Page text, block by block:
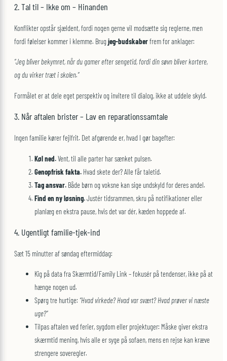
2. Tal til – Ikke om – Hinanden
Konflikter opstår sjældent, fordi nogen gerne vil modsætte sig reglerne, men
fordi følelser kommer i klemme. Brugjeg-budskaberfrem for anklager:
“Jeg bliver bekymret, når du gamer efter sengetid, fordi din søvn bliver kortere,
og du virker træt i skolen.”
Formålet er at dele eget perspektiv og invitere til dialog, ikke at uddele skyld.
3. Når aftalen brister – Lav en reparationssamtale
Ingen familie kører fejlfrit. Det afgørende er, hvad I gør bagefter:
Køl ned.Vent, til alle parter har sænket pulsen.
Genopfrisk fakta. Hvad skete der? Alle får taletid.
Tag ansvar. Både børn og voksne kan sige undskyld for deres andel.
Find en ny løsning.Justér tidsrammen, skru på notifikationer eller
planlæg en ekstra pause, hvis det var dér, kæden hoppede af.
4. Ugentligt familie-tjek-ind
Sæt 15 minutter af søndag eftermiddag:
Kig på data fra Skærmtid/Family Link – fokusér på tendenser, ikke på at
hænge nogen ud.
Spørg tre hurtige: “Hvad virkede? Hvad var svært? Hvad prøver vi næste
uge?”
Tilpas aftalen ved ferier, sygdom eller projektuger: Måske giver ekstra
skærmtid mening, hvis alle er syge på sofaen, mens en rejse kan kræve
strengere soveregler.